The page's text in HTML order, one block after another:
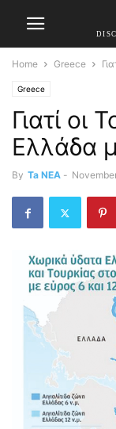
Home Greece
Greece
Γιατί οι
Ελλάδα
By Ta NEA -